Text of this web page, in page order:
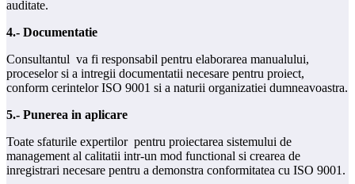
auditate.
4.- Documentatie
Consultantul va fi responsabil pentru elaborarea manualului,
proceselor si a intregii documentatii necesare pentru proiect,
conform cerintelor ISO 9001 si a naturii organizatiei dumneavoastra.
5.- Punerea in aplicare
Toate sfaturile expertilor pentru proiectarea sistemului de
management al calitatii intr-un mod functional si crearea de
inregistrari necesare pentru a demonstra conformitatea cu ISO 9001.